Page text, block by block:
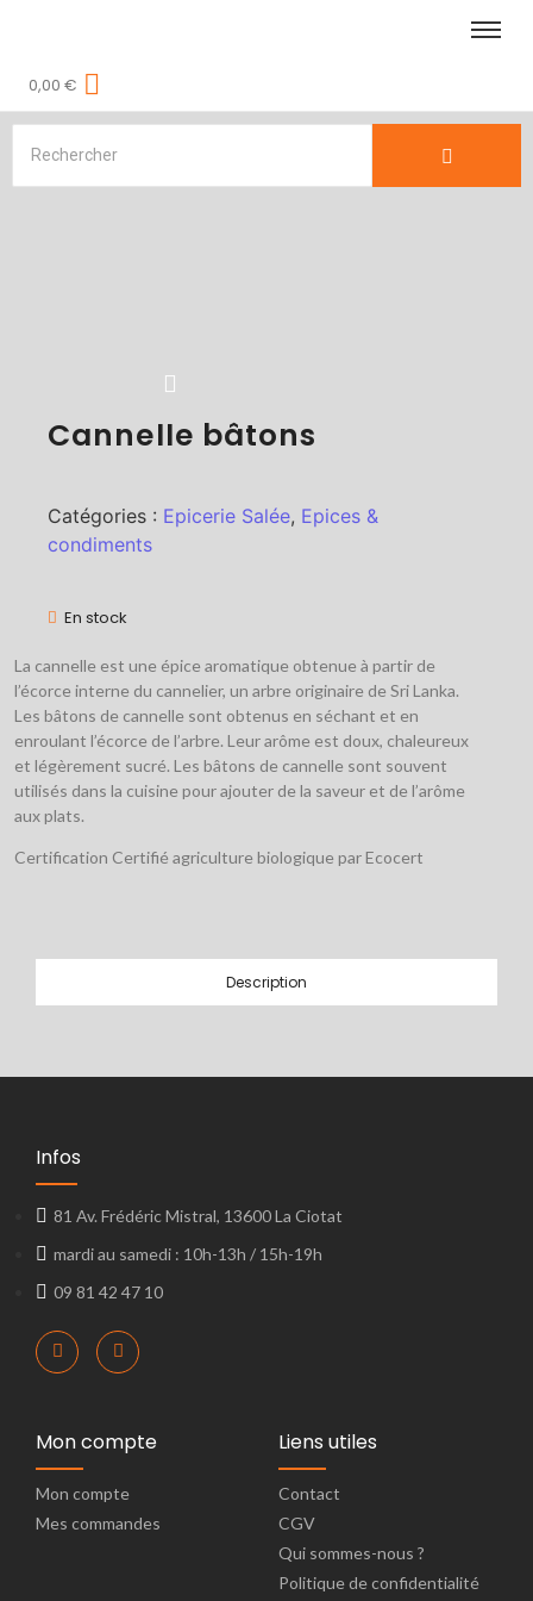
0,00€
Cannelle bâtons
Catégories : Epicerie Salée, Epices &
condiments
En stock
La cannelle est une épice aromatique obtenue à partir de
l’écorce interne du cannelier, un arbre originaire de Sri Lanka.
Les bâtons de cannelle sont obtenus en séchant et en
enroulant l’écorce de l’arbre. Leur arôme est doux, chaleureux
et légèrement sucré. Les bâtons de cannelle sont souvent
utilisés dans la cuisine pour ajouter de la saveur et de l’arôme
aux plats.
Certification Certifié agriculture biologique par Ecocert
Description
Infos
81 Av. Frédéric Mistral, 13600 La Ciotat
mardi au samedi : 10h-13h / 15h-19h
09 81 42 47 10
Mon compte
Mon compte
Mes commandes
Liens utiles
Contact
CGV
Qui sommes-nous ?
Politique de confidentialité